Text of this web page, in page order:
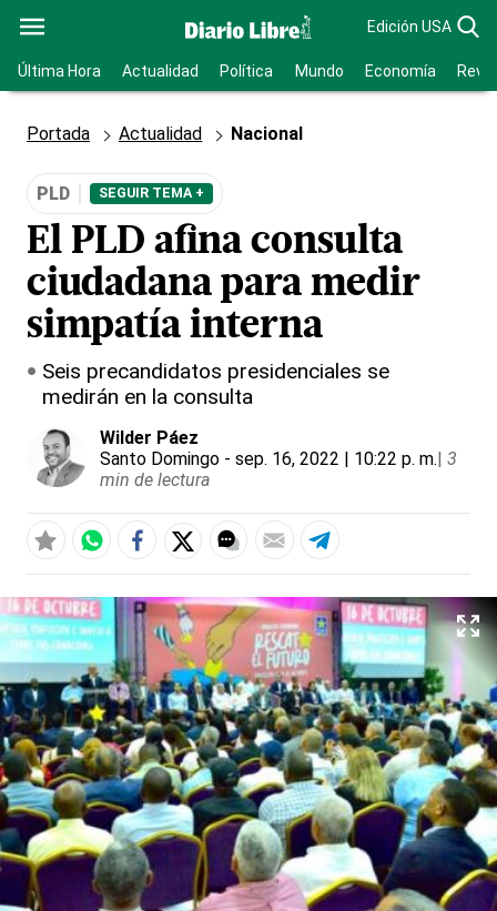
Edición USA
Última Hora Actualidad Política Mundo Economía
Portada Actualidad Nacional
PLD SEGUIR TEMA +
El PLD afina consulta
ciudadana para medir
simpatía interna
Seis precandidatos presidenciales se
medirán en la consulta
Wilder Páez
Santo Domingo - sep. 16, 2022 | 10:22 p. m.| 3
min de lectura